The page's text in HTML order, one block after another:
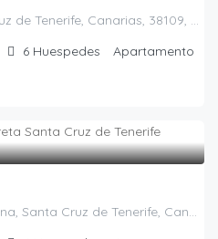
Radazul, El Rosario, Santa Cruz de Tenerife, Canarias, 38109, España
6 Huespedes Apartamento
La Mareta, Granadilla de Abona, Santa Cruz de Tenerife, Canarias, 38618, España